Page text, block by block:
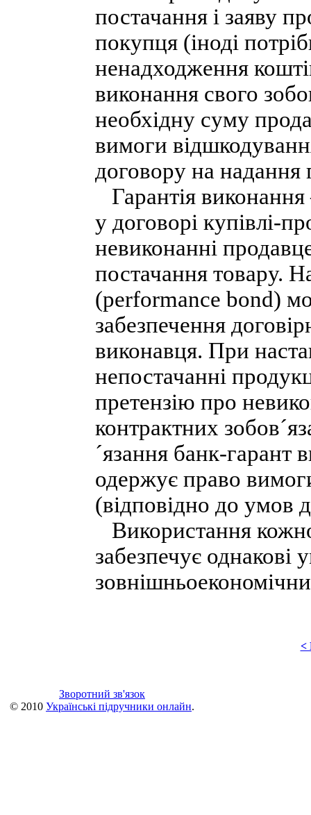
постачання і заяву
покупця (іноді
ненадходження
виконання свого
необхідну суму
вимоги
договору на надання
Гарантія
у договорі купівлі-
невиконанні
постачання товару.
(performance bond)
забезпечення
виконавця. При
непостачанні
претензію про
контрактних
´язання банк-гарант
одержує право
(відповідно до умов
Використання
забезпечує однакові
<
Зворотний зв'язок
© 2010 Українські підручники онлайн.